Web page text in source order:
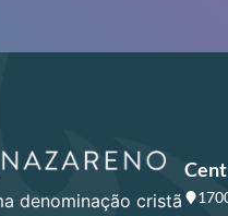
denominação cristã